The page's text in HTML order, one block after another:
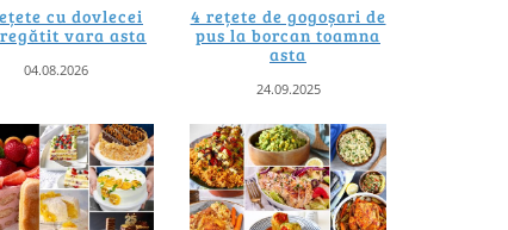
cu dovlecei
vara asta
04.08.2026
4 rețete de gogoșari de
pus la borcan toamna
asta
24.09.2025